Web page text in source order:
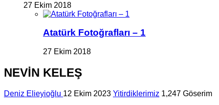
27 Ekim 2018
Atatürk Fotoğrafları – 1
27 Ekim 2018
NEVİN KELEŞ
Deniz Elieyioğlu 12 Ekim 2023 Yitirdiklerimiz 1,247 Göserim